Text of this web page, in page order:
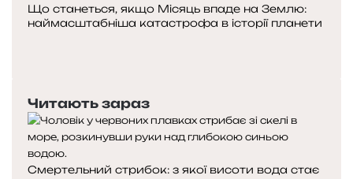
к
л
і
г
е
н
Що станеться, якщо Місяць впаде на Землю:
наймасштабніша катастрофа в історії планети
р
е
д
н
я
т
у
п
н
а
Читають зараз
Смертельний стрибок: з якої висоти вода стає